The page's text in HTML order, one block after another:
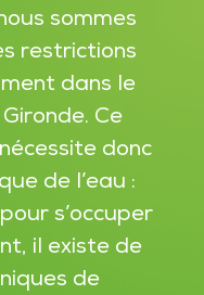
sommes
restrictions
dans le
Ce
donc
de l’eau :
s’occuper
il existe de
de